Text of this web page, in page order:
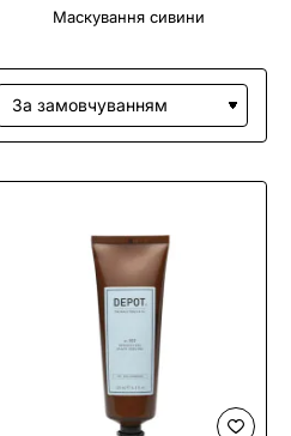
Маскування сивини